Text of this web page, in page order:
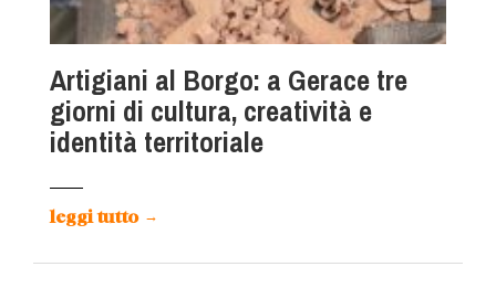
Artigiani al Borgo: a Gerace tre
giorni di cultura, creatività e
identità territoriale
leggi tutto →